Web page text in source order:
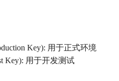
Key): 用于正式环境
Key): 用于开发测试